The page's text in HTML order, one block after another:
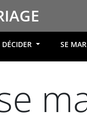
DÉCIDER SE